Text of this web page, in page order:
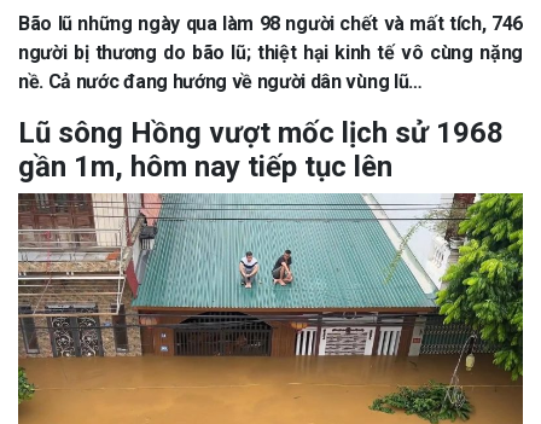
Bão lũ những ngày qua làm 98 người chết và mất tích, 746
người bị thương do bão lũ; thiệt hại kinh tế vô cùng nặng
nề. Cả nước đang hướng về người dân vùng lũ…
Lũ sông Hồng vượt mốc lịch sử 1968
gần 1m, hôm nay tiếp tục lên